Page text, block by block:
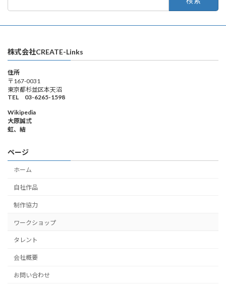
株式会社CREATE-Links
住所
〒167-0031
東京都杉並区本天沼
TEL 03-6265-1598
Wikipedia
大原誠弍
虹、結
ページ
ホーム
自社作品
制作協力
ワークショップ
タレント
会社概要
お問い合わせ